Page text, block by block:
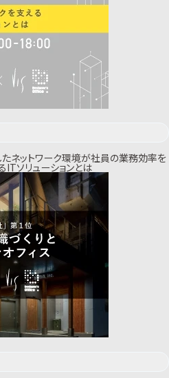
たネットワーク環境が社員の業務効率を
ITソリューションとは